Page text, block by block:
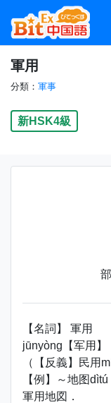
軍用
分類： 軍事
新HSK4級
【名詞】 軍用
jūnyòng【军用】
（【反義】民用
【例】～地图dìtú
軍用地図．